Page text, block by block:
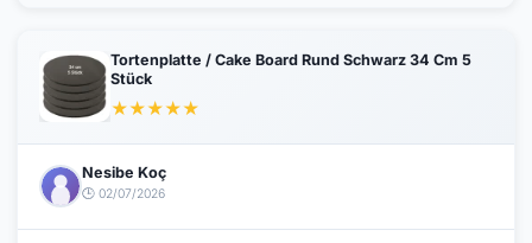
Tortenplatte / Cake Board Rund Schwarz 34 Cm 5
Stück
★★★★★
Nesibe Koç
🕒 02/07/2026